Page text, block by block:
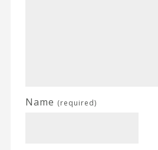
Name (required)